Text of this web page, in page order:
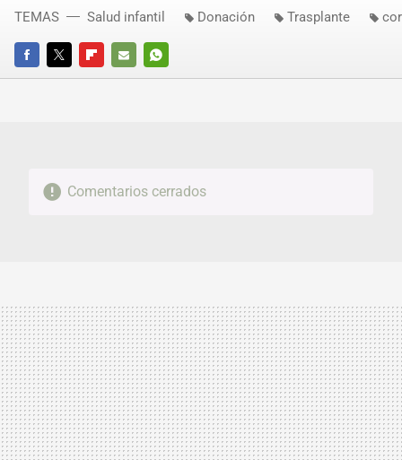
FACEBOOKTWITTERFLIPBOARD
E-
WHATSAPP
TEMAS Salud infantil Donación Trasplante
Comentarios cerrados